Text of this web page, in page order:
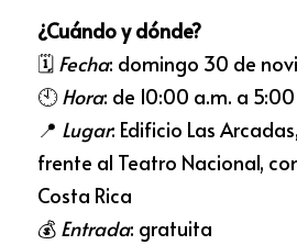
¿Cuándo y dónde?
🗓️ Fecha: domingo 30 de
🕙 Hora: de 10:00 a.m. a
📍 Lugar: Edificio Las
frente al Teatro Nacional,
Costa Rica
💰 Entrada: gratuita